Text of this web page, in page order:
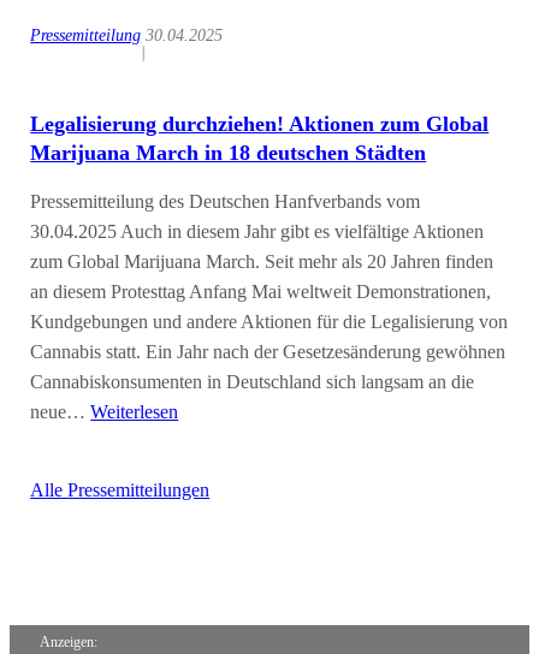
Pressemitteilung
|
30.04.2025
Legalisierung durchziehen! Aktionen zum Global
Marijuana March in 18 deutschen Städten
Pressemitteilung des Deutschen Hanfverbands vom
30.04.2025 Auch in diesem Jahr gibt es vielfältige Aktionen
zum Global Marijuana March. Seit mehr als 20 Jahren finden
an diesem Protesttag Anfang Mai weltweit Demonstrationen,
Kundgebungen und andere Aktionen für die Legalisierung von
Cannabis statt. Ein Jahr nach der Gesetzesänderung gewöhnen
Cannabiskonsumenten in Deutschland sich langsam an die
neue…Weiterlesen
Alle Pressemitteilungen
Anzeigen: